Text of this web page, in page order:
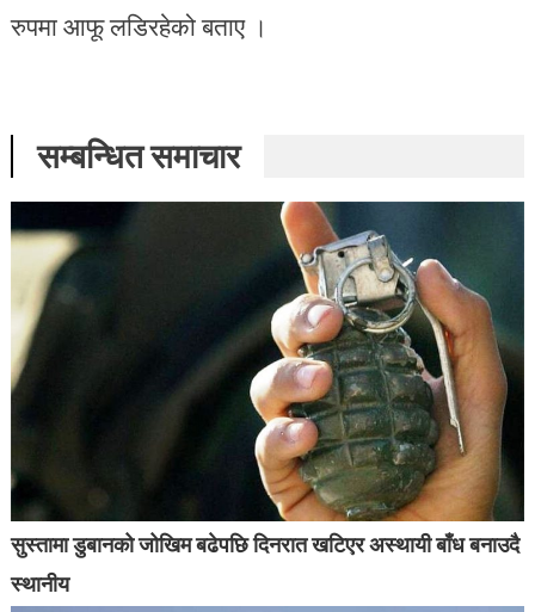
रुपमा आफू लडिरहेको बताए ।
सम्बन्धित समाचार
सुस्तामा डुबानको जोखिम बढेपछि दिनरात खटिएर अस्थायी बाँध बनाउदै
स्थानीय